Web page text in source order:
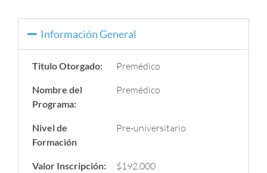
Información General
Titulo Otorgado: Premédico
Nombre del
Programa:
Premédico
Nivel de
Formación
Pre-universitario
Valor Inscripción: $192.000